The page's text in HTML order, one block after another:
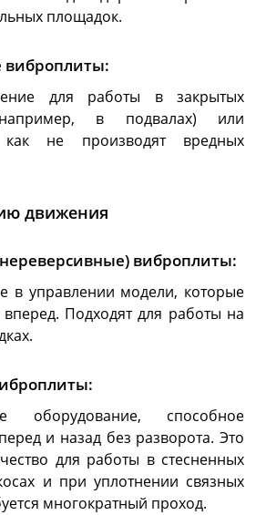
площадок.
виброплиты:
для работы в закрытых
в подвалах) или
как не производят вредных
движения
виброплиты:
в управлении модели, которые
вперед. Подходят для работы на
оборудование, способное
и назад без разворота. Это
для работы в стесненных
и при уплотнении связных
многократный проход.